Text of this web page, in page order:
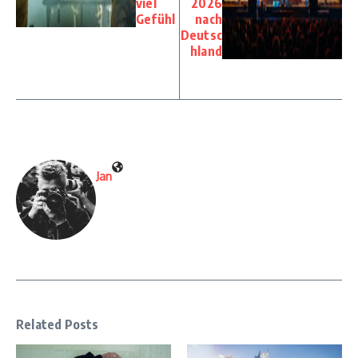
viel
Gefühl
2026
nach
Deutsc
hland
Jan
Related Posts